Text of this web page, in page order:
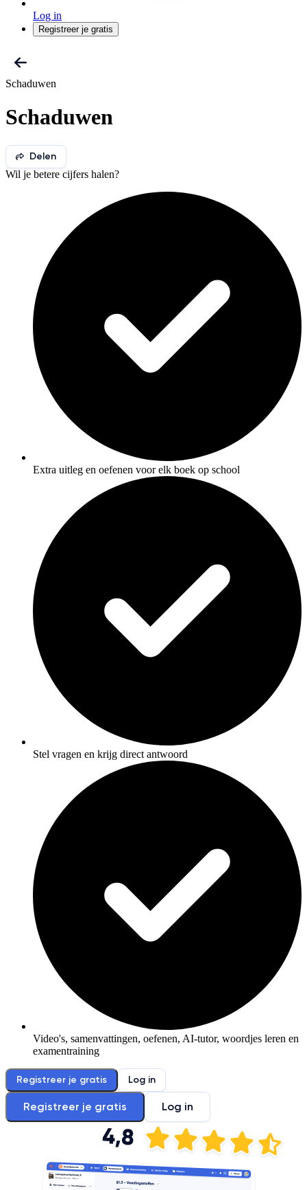
Log in
Registreer je gratis
Schaduwen
Schaduwen
Delen
Wil je betere cijfers halen?
Extra uitleg en oefenen voor elk boek op school
Stel vragen en krijg direct antwoord
Video's, samenvattingen, oefenen, AI-tutor, woordjes leren en
examentraining
Registreer je gratis Log in
Registreer je gratis Log in